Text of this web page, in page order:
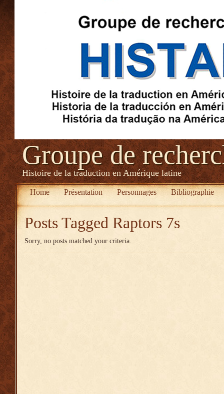
Groupe de
Histoire de la traduction en Amérique latine
Home Présentation Personnages Bibliographie
Posts Tagged Raptors 7s
Sorry, no posts matched your criteria.